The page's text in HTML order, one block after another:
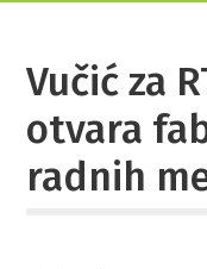
Vučić za
otvara
radnih